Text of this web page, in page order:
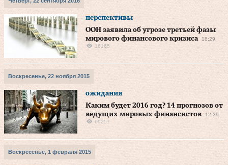
перспективы
ООН заявила об угрозе третьей фазы
мирового финансового кризиса
18:29
16165
Воскресенье, 22 ноября 2015
ожидания
Каким будет 2016 год? 14 прогнозов от
ведущих мировых финансистов
12:39
69257
Воскресенье, 1 февраля 2015